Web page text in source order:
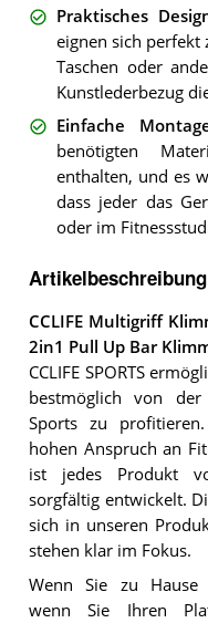
Praktisches
eignen sich perfekt
Taschen oder
Kunstlederbezug
Einfache
benötigten
enthalten, und es
dass jeder das
oder im
Artikelbeschreibung
CCLIFE Multigriff
2in1 Pull Up Bar
CCLIFE SPORTS
bestmöglich von
Sports zu
hohen Anspruch an
ist jedes Produkt
sorgfältig entwickelt.
sich in unseren
stehen klar im Fokus.
Wenn Sie zu Hause
wenn Sie Ihren